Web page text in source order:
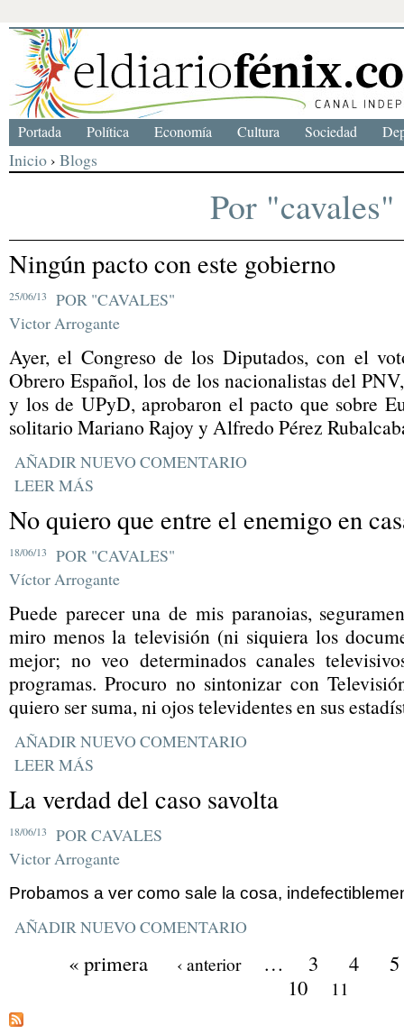
Inicio › Blogs
Por "cavales"
Ningún pacto con este gobierno
25/06/13
POR "CAVALES"
Victor Arrogante
Ayer, el Congreso de los Diputados, con el
Obrero Español, los de los nacionalistas del
y los de UPyD, aprobaron el pacto que sobre
solitario Mariano Rajoy y Alfredo Pérez
AÑADIR NUEVO COMENTARIO
LEER MÁS
No quiero que entre el enemigo en
18/06/13
POR "CAVALES"
Víctor Arrogante
Puede parecer una de mis paranoias,
miro menos la televisión (ni siquiera los
mejor; no veo determinados canales
programas. Procuro no sintonizar con
quiero ser suma, ni ojos televidentes en sus
AÑADIR NUEVO COMENTARIO
LEER MÁS
La verdad del caso savolta
18/06/13
POR CAVALES
Victor Arrogante
Probamos a ver como sale la cosa,
AÑADIR NUEVO COMENTARIO
« primera ‹ anterior … 3 4
5
10
11
Portada Política Economía Cultura Sociedad